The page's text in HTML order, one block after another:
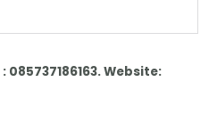
085737186163. Website: